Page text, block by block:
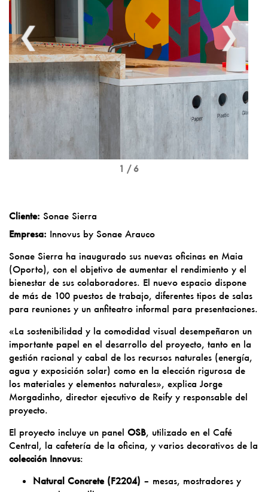
❮ ❯
1 / 6
Cliente: Sonae Sierra
Empresa: Innovus by Sonae Arauco
Sonae Sierra ha inaugurado sus nuevas oficinas en Maia
(Oporto), con el objetivo de aumentar el rendimiento y el
bienestar de sus colaboradores. El nuevo espacio dispone
de más de 100 puestos de trabajo, diferentes tipos de salas
para reuniones y un anfiteatro informal para presentaciones.
«La sostenibilidad y la comodidad visual desempeñaron un
importante papel en el desarrollo del proyecto, tanto en la
gestión racional y cabal de los recursos naturales (energía,
agua y exposición solar) como en la elección rigurosa de
los materiales y elementos naturales», explica Jorge
Morgadinho, director ejecutivo de Reify y responsable del
proyecto.
El proyecto incluye un panel OSB, utilizado en el Café
Central, la cafetería de la oficina, y varios decorativos de la
colección Innovus:
Natural Concrete (F2204) – mesas, mostradores y